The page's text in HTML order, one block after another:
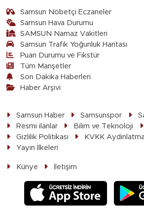
Samsun Nöbetçi Eczaneler
Samsun Hava Durumu
SAMSUN Namaz Vakitleri
Samsun Trafik Yoğunluk Haritası
Puan Durumu ve Fikstür
Tüm Manşetler
Son Dakika Haberleri
Haber Arşivi
Samsun Haber Samsunspor
Resmi ilanlar
Bilim ve Teknoloji
Gizlilik Politikası
KVKK
Yayın İlkeleri
Künye İletişim